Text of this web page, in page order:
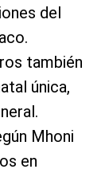
del
también
única,
Mhoni
en